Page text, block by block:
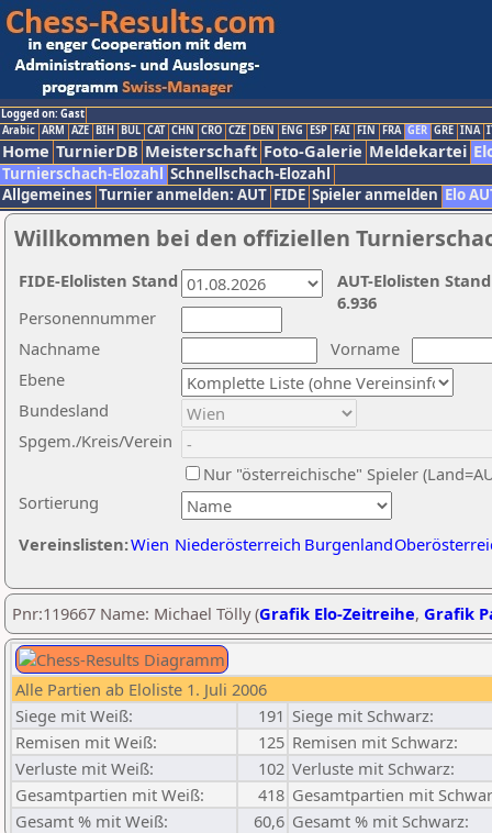
Logged on: Gast
Arabic ARM AZE BIH BUL CAT CHN CRO CZE DEN ENG ESP FAI FIN FRA GER GRE INA
Home TurnierDB Meisterschaft Foto-Galerie Meldekartei
Turnierschach-Elozahl Schnellschach-Elozahl
Allgemeines Turnier anmelden: AUT FIDE Spieler anmelden Elo
Willkommen bei den offiziellen
Nachname
Vorname
Ebene
Sortierung
Personennummer
Bundesland
Spgem./Kreis/Verein
Nur "österreichische" Spieler
Vereinslisten:Wien Niederösterreich Burgenland
AUT-Elolisten
6.936
FIDE-Elolisten Stand
Pnr:119667 Name: Michael Tölly (Grafik Elo-Zeitreihe, Grafik
Alle Partien ab Eloliste 1. Juli 2006
Siege mit Weiß:
191 Siege mit Schwarz:
Remisen mit Weiß:
125 Remisen mit Schwarz:
Verluste mit Weiß:
102 Verluste mit Schwarz:
Gesamtpartien mit Weiß:
418 Gesamtpartien mit
Gesamt % mit Weiß:
60,6 Gesamt % mit Schwarz: